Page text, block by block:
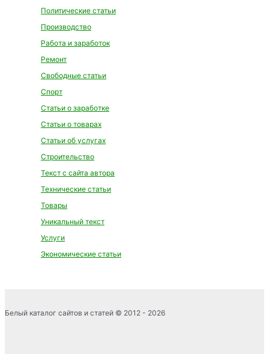
Политические статьи
Производство
Работа и заработок
Ремонт
Свободные статьи
Спорт
Статьи о заработке
Статьи о товарах
Статьи об услугах
Строительство
Текст с сайта автора
Технические статьи
Товары
Уникальный текст
Услуги
Экономические статьи
Белый каталог сайтов и статей © 2012 - 2026